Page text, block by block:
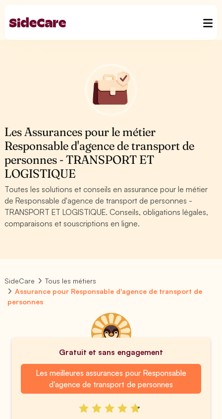
Les Assurances pour le métier
Responsable d'agence de transport de
personnes - TRANSPORT ET
LOGISTIQUE
Toutes les solutions et conseils en assurance pour le métier
de Responsable d'agence de transport de personnes -
TRANSPORT ET LOGISTIQUE. Conseils, obligations légales,
comparaisons et souscriptions en ligne.
SideCare
Tous les métiers
Assurance pour Responsable d'agence de transport de
personnes
Gratuit et sans engagement
Les meilleures assurances pour Responsable
d'agence de transport de personnes